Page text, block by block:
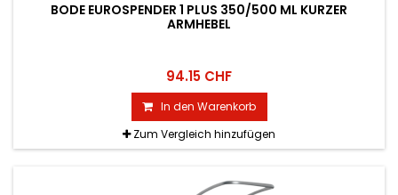
BODE EUROSPENDER 1 PLUS 350/500 ML KURZER
ARMHEBEL
94.15 CHF
In den Warenkorb
Zum Vergleich hinzufügen